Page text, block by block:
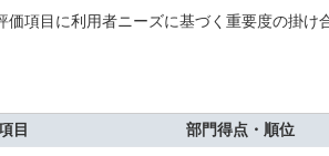
項目に利用者ニーズに基づく重要度の掛け
目 部門得点・順位